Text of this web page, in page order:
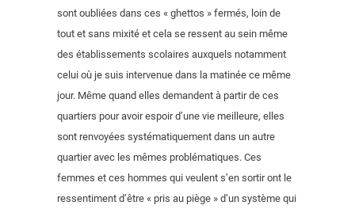
sont oubliées dans ces « ghettos » fermés, loin de
tout et sans mixité et cela se ressent au sein même
des établissements scolaires auxquels notamment
celui où je suis intervenue dans la matinée ce même
jour. Même quand elles demandent à partir de ces
quartiers pour avoir espoir d’une vie meilleure, elles
sont renvoyées systématiquement dans un autre
quartier avec les mêmes problématiques. Ces
femmes et ces hommes qui veulent s’en sortir ont le
ressentiment d’être « pris au piège » d’un système qui